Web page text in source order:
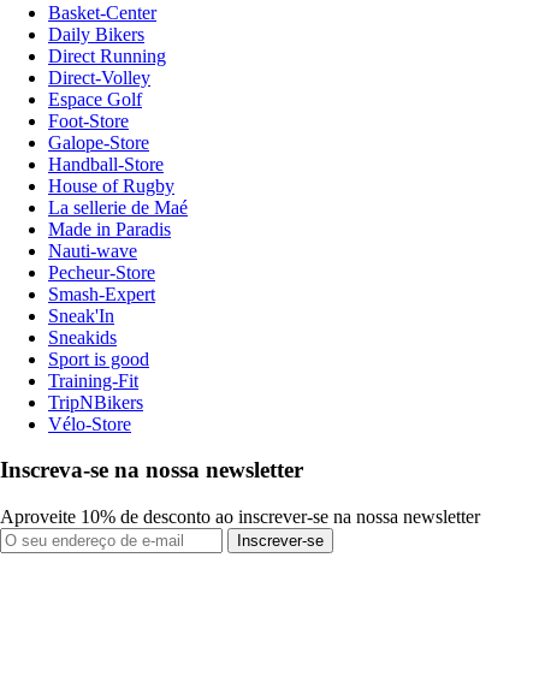
Basket-Center
Daily Bikers
Direct Running
Direct-Volley
Espace Golf
Foot-Store
Galope-Store
Handball-Store
House of Rugby
La sellerie de Maé
Made in Paradis
Nauti-wave
Pecheur-Store
Smash-Expert
Sneak'In
Sneakids
Sport is good
Training-Fit
TripNBikers
Vélo-Store
Inscreva-se na nossa newsletter
Aproveite 10% de desconto ao inscrever-se na nossa newsletter
Inscrever-se